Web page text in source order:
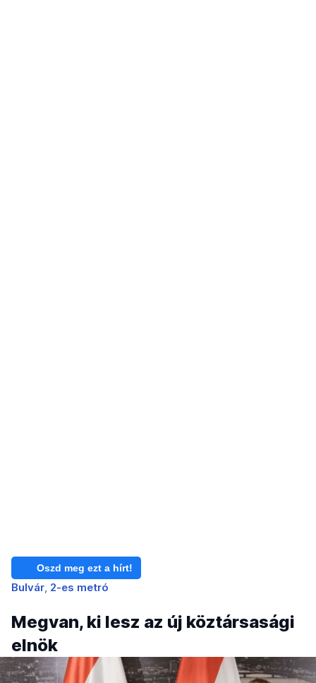
Oszd meg ezt a hírt!
Bulvár 2-es metró
Megvan, ki lesz az új köztársasági
elnök